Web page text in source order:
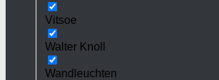
Vitsoe
Walter Knoll
Wandleuchten